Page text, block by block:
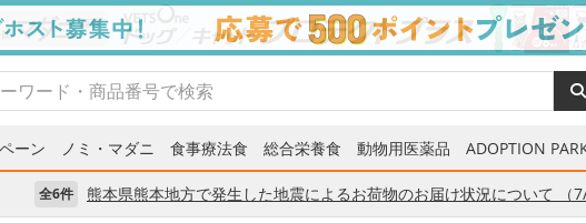
ーン ノミ・マダニ 食事療法食 総合栄養食 動物用医薬品 ADOPTION
全6件 熊本県熊本地方で発生した地震によるお荷物のお届け状況について （7/